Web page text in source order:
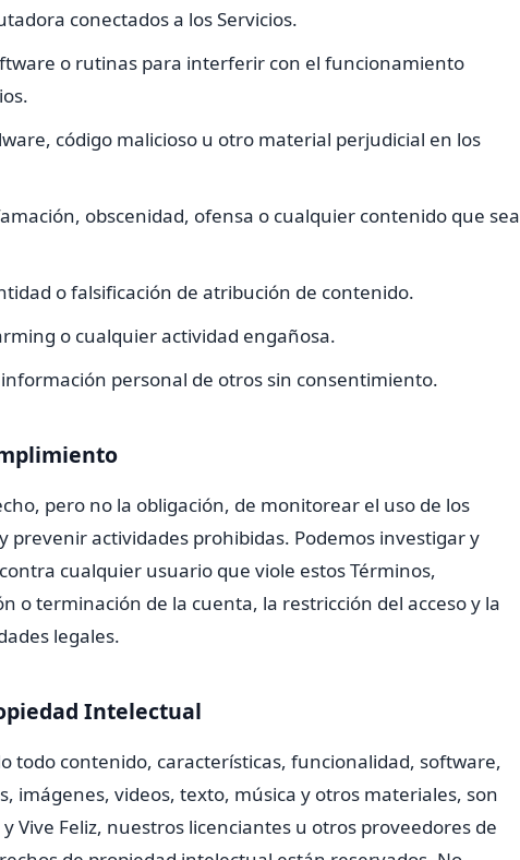
conectados a los Servicios.
o rutinas para interferir con el funcionamiento
código malicioso u otro material perjudicial en los
obscenidad, ofensa o cualquier contenido que sea
o falsificación de atribución de contenido.
o cualquier actividad engañosa.
personal de otros sin consentimiento.
pero no la obligación, de monitorear el uso de los
prevenir actividades prohibidas. Podemos investigar y
cualquier usuario que viole estos Términos,
o terminación de la cuenta, la restricción del acceso y la
legales.
Intelectual
todo contenido, características, funcionalidad, software,
imágenes, videos, texto, música y otros materiales, son
Vive Feliz, nuestros licenciantes u otros proveedores de